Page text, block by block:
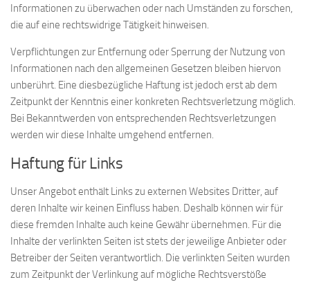
Informationen zu überwachen oder nach Umständen zu forschen,
die auf eine rechtswidrige Tätigkeit hinweisen.
Verpflichtungen zur Entfernung oder Sperrung der Nutzung von
Informationen nach den allgemeinen Gesetzen bleiben hiervon
unberührt. Eine diesbezügliche Haftung ist jedoch erst ab dem
Zeitpunkt der Kenntnis einer konkreten Rechtsverletzung möglich.
Bei Bekanntwerden von entsprechenden Rechtsverletzungen
werden wir diese Inhalte umgehend entfernen.
Haftung für Links
Unser Angebot enthält Links zu externen Websites Dritter, auf
deren Inhalte wir keinen Einfluss haben. Deshalb können wir für
diese fremden Inhalte auch keine Gewähr übernehmen. Für die
Inhalte der verlinkten Seiten ist stets der jeweilige Anbieter oder
Betreiber der Seiten verantwortlich. Die verlinkten Seiten wurden
zum Zeitpunkt der Verlinkung auf mögliche Rechtsverstöße